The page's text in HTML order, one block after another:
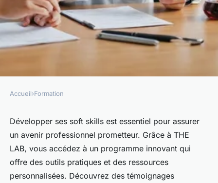
Développez vos soft skills avec
the lab pour un avenir
prometteur
Amélie•12 février 2025•8 min de lecture
Accueil›Formation
Développer ses soft skills est essentiel pour assurer
un avenir professionnel prometteur. Grâce à THE
LAB, vous accédez à un programme innovant qui
offre des outils pratiques et des ressources
personnalisées. Découvrez des témoignages